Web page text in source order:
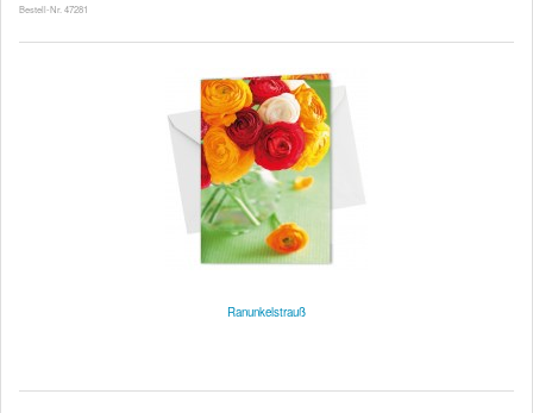
Bestell-Nr. 47281
Ranunkelstrauß